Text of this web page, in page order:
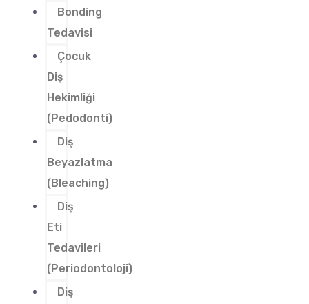
Bonding
Tedavisi
Çocuk
Diş
Hekimliği
(Pedodonti)
Diş
Beyazlatma
(Bleaching)
Diş
Eti
Tedavileri
(Periodontoloji)
Diş